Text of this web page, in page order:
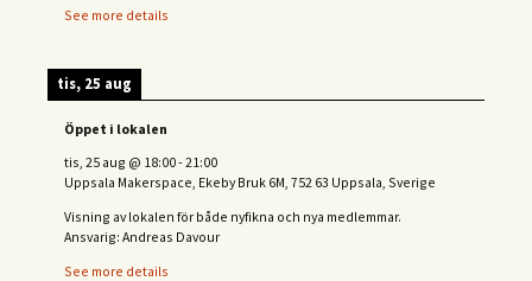
See more details
tis, 25 aug
Öppet i lokalen
tis, 25 aug @ 18:00-21:00
Uppsala Makerspace, Ekeby Bruk 6M, 752 63 Uppsala, Sverige
Visning av lokalen för både nyfikna och nya medlemmar.
Ansvarig: Andreas Davour
See more details